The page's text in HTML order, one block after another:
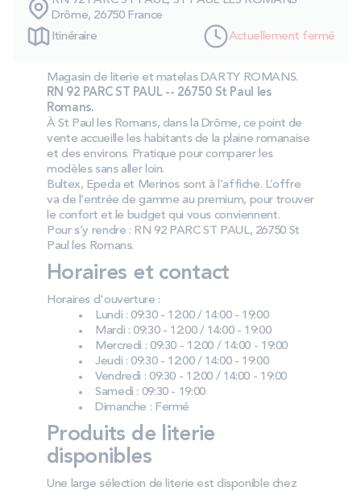
PROMOS
Nos engagements
Storelocator
Contact
Mon compte
Drôme, 26750 France
Itinéraire
Actuellement fermé
Magasin de literie et matelas DARTY ROMANS.
RN 92 PARC ST PAUL -- 26750 St Paul les
Romans.
À St Paul les Romans, dans la Drôme, ce point de
vente accueille les habitants de la plaine romanaise
et des environs. Pratique pour comparer les
modèles sans aller loin.
Bultex, Epeda et Merinos sont à l’affiche. L’offre
va de l’entrée de gamme au premium, pour trouver
le confort et le budget qui vous conviennent.
Pour s’y rendre : RN 92 PARC ST PAUL, 26750 St
Paul les Romans.
Horaires et contact
Horaires d'ouverture :
Lundi : 09:30 - 12:00 / 14:00 - 19:00
Mardi : 09:30 - 12:00 / 14:00 - 19:00
Mercredi : 09:30 - 12:00 / 14:00 - 19:00
Jeudi : 09:30 - 12:00 / 14:00 - 19:00
Vendredi : 09:30 - 12:00 / 14:00 - 19:00
Samedi : 09:30 - 19:00
Dimanche : Fermé
Produits de literie
disponibles
Une large sélection de literie est disponible chez